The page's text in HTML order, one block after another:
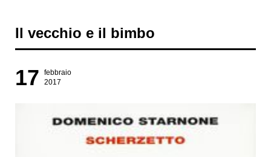
Il vecchio e il bimbo
17
febbraio
2017